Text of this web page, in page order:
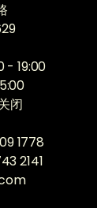
- 19:00
闭
1778
2141